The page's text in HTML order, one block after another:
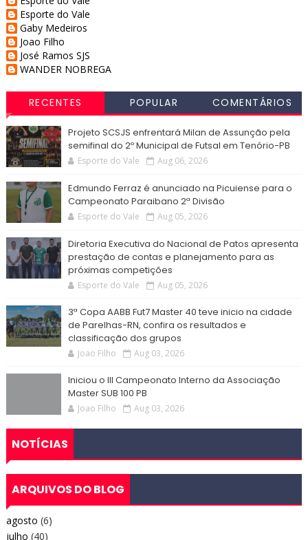
Esporte do Vale
Gaby Medeiros
Joao Filho
José Ramos SJS
WANDER NOBREGA
RECENTES POPULAR COMENTÁRIOS
Projeto SCSJS enfrentará Milan de Assunção pela
semifinal do 2º Municipal de Futsal em Tenório-PB
Esporte do Vale Aug 06, 2026
Edmundo Ferraz é anunciado na Picuiense para o
Campeonato Paraibano 2ª Divisão
Esporte do Vale Aug 05, 2026
Diretoria Executiva do Nacional de Patos apresenta
prestação de contas e planejamento para as
próximas competições
Esporte do Vale Aug 05, 2026
3ª Copa AABB Fut7 Master 40 teve inicio na cidade
de Parelhas-RN, confira os resultados e
classificação dos grupos
Joao Filho Aug 03, 2026
Iniciou o III Campeonato Interno da Associação
Master SUB 100 PB
Joao Filho Aug 03, 2026
NOTÍCIAS
ARQUIVOS DO BLOG
agosto (6)
julho (40)